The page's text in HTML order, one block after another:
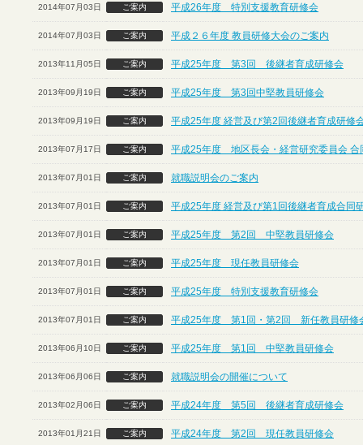
2014年07月03日 ご案内 平成26年度 特別支援教育研修会
2014年07月03日 ご案内 平成２６年度 教員研修大会のご案内
2013年11月05日 ご案内 平成25年度 第3回 後継者育成研修会
2013年09月19日 ご案内 平成25年度 第3回中堅教員研修会
2013年09月19日 ご案内 平成25年度 経営及び第2回後継者育成研修
2013年07月17日 ご案内 平成25年度 地区長会・経営研究委員会 合
2013年07月01日 ご案内 就職説明会のご案内
2013年07月01日 ご案内 平成25年度 経営及び第1回後継者育成合同
2013年07月01日 ご案内 平成25年度 第2回 中堅教員研修会
2013年07月01日 ご案内 平成25年度 現任教員研修会
2013年07月01日 ご案内 平成25年度 特別支援教育研修会
2013年07月01日 ご案内 平成25年度 第1回・第2回 新任教員研修
2013年06月10日 ご案内 平成25年度 第1回 中堅教員研修会
2013年06月06日 ご案内 就職説明会の開催について
2013年02月06日 ご案内 平成24年度 第5回 後継者育成研修会
2013年01月21日 ご案内 平成24年度 第2回 現任教員研修会